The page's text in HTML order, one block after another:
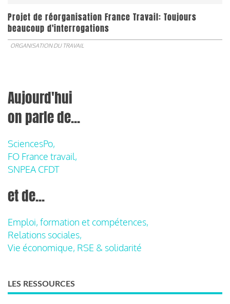
Projet de réorganisation France Travail: Toujours
beaucoup d'interrogations
ORGANISATION DU TRAVAIL
Aujourd'hui
on parle de...
SciencesPo,
FO France travail,
SNPEA CFDT
et de...
Emploi, formation et compétences,
Relations sociales,
Vie économique, RSE & solidarité
LES RESSOURCES